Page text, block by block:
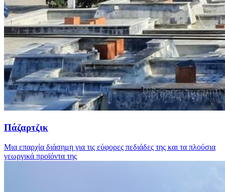
Πάζαρτζικ
Μια επαρχία διάσημη για τις εύφορες πεδιάδες της και τα πλούσια
γεωργικά προϊόντα της